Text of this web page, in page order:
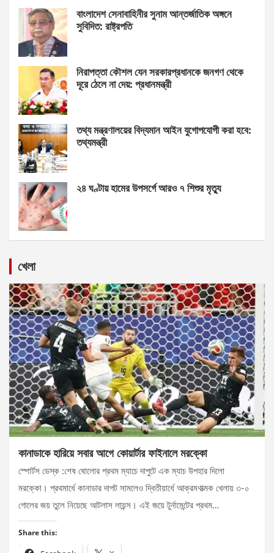
বাংলাদেশ সেনাবাহিনীর সুনাম আন্তর্জাতিক অঙ্গনে
সুবিদিত: রাষ্ট্রপতি
নিরাপত্তা কৌশল যেন সরকারপ্রধানকে জনগণ থেকে
দূরে ঠেলে না দেয়: প্রধানমন্ত্রী
তথ্য মন্ত্রণালয়ের বিদ্যমান আইন যুগোপযোগী করা হবে:
তথ্যমন্ত্রী
২৪ ঘণ্টায় হামের উপসর্গে আরও ৭ শিশুর মৃত্যু
খেলা
কানাডাকে হারিয়ে সবার আগে কোয়ার্টার ফাইনালে মরক্কো
স্পোর্টস ডেস্ক :শেষ ষোলোর প্রথম ম্যাচে দাপুটে এক ম্যাচ উপহার দিলো
মরক্কো। প্রথমার্ধে কানাডার দাপট সামলেও দ্বিতীয়ার্ধে আক্রমণাত্মক খেলায় ৩-০
গোলের জয় তুলে নিয়েছে আটলাস লায়ন্স। এই জয়ে টুর্নামেন্টের প্রথম…
Share this: